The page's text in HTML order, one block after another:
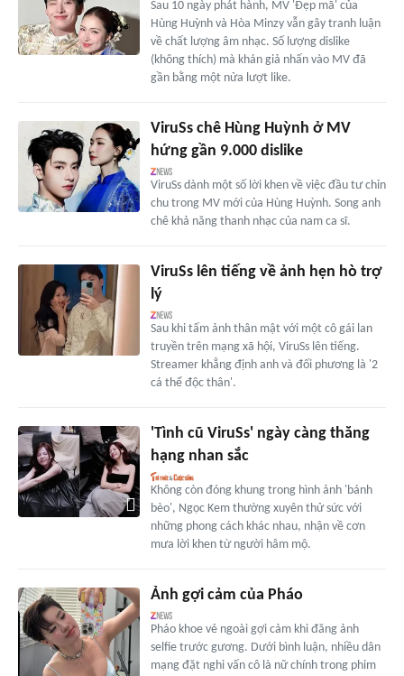
Sau 10 ngày phát hành, MV 'Đẹp mã' của
Hùng Huỳnh và Hòa Minzy vẫn gây tranh luận
về chất lượng âm nhạc. Số lượng dislike
(không thích) mà khán giả nhấn vào MV đã
gần bằng một nửa lượt like.
ViruSs chê Hùng Huỳnh ở MV
hứng gần 9.000 dislike
ViruSs dành một số lời khen về việc đầu tư chỉn
chu trong MV mới của Hùng Huỳnh. Song anh
chê khả năng thanh nhạc của nam ca sĩ.
ViruSs lên tiếng về ảnh hẹn hò trợ
lý
Sau khi tấm ảnh thân mật với một cô gái lan
truyền trên mạng xã hội, ViruSs lên tiếng.
Streamer khẳng định anh và đối phương là '2
cá thể độc thân'.
'Tình cũ ViruSs' ngày càng thăng
hạng nhan sắc
Không còn đóng khung trong hình ảnh 'bánh
bèo', Ngọc Kem thường xuyên thử sức với
những phong cách khác nhau, nhận về cơn
mưa lời khen từ người hâm mộ.
Ảnh gợi cảm của Pháo
Pháo khoe vẻ ngoài gợi cảm khi đăng ảnh
selfie trước gương. Dưới bình luận, nhiều dân
mạng đặt nghi vấn cô là nữ chính trong phim